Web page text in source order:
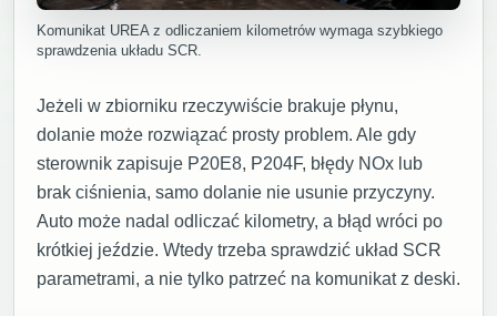
Komunikat UREA z odliczaniem kilometrów wymaga szybkiego
sprawdzenia układu SCR.
Jeżeli w zbiorniku rzeczywiście brakuje płynu,
dolanie może rozwiązać prosty problem. Ale gdy
sterownik zapisuje P20E8, P204F, błędy NOx lub
brak ciśnienia, samo dolanie nie usunie przyczyny.
Auto może nadal odliczać kilometry, a błąd wróci po
krótkiej jeździe. Wtedy trzeba sprawdzić układ SCR
parametrami, a nie tylko patrzeć na komunikat z deski.